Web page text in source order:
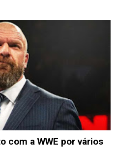
com a WWE por vários